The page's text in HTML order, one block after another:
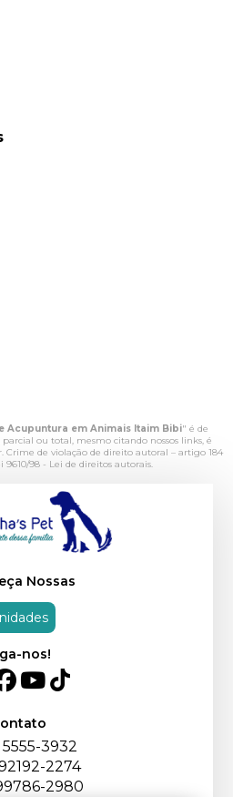
Acupuntura em Animais Itaim Bibi" é de
ou total, mesmo citando nossos links, é
de violação de direito autoral – artigo 184
9610/98 - Lei de direitos autorais.
Nossas
nos!
5555-3932
2274
2980